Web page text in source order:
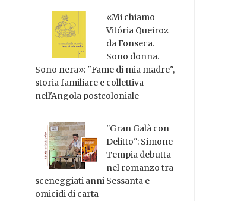
«Mi chiamo
Vitória Queiroz
da Fonseca.
Sono donna.
Sono nera»: "Fame di mia madre",
storia familiare e collettiva
nell'Angola postcoloniale
"Gran Galà con
Delitto": Simone
Tempia debutta
nel romanzo tra
sceneggiati anni Sessanta e
omicidi di carta